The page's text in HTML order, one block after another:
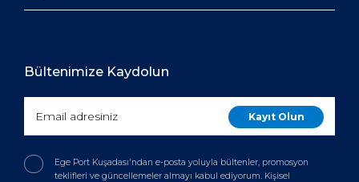
Bültenimize Kaydolun
Ege Port Kuşadası'ndan e-posta yoluyla bültenler, promosyon
teklifleri ve güncellemeler almayı kabul ediyorum. Kişisel